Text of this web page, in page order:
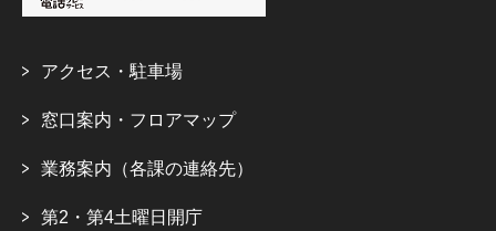
アクセス・駐車場
窓口案内・フロアマップ
業務案内（各課の連絡先）
第2・第4土曜日開庁